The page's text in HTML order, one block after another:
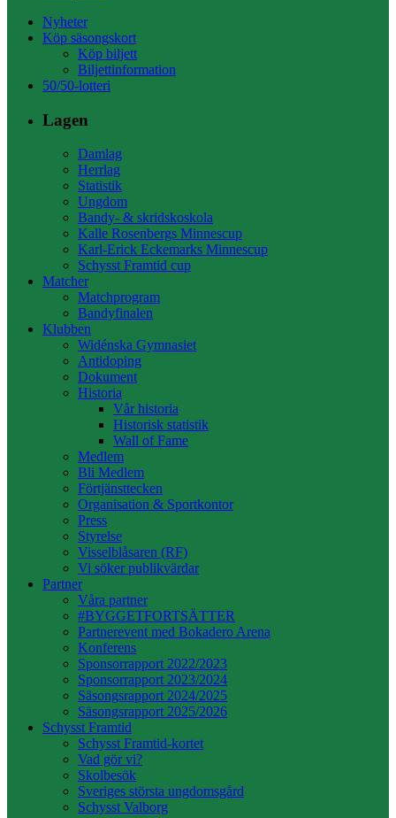
Nyheter
Köp säsongskort
Köp biljett
Biljettinformation
50/50-lotteri
Lagen
Damlag
Herrlag
Statistik
Ungdom
Bandy- & skridskoskola
Kalle Rosenbergs Minnescup
Karl-Erick Eckemarks Minnescup
Schysst Framtid cup
Matcher
Matchprogram
Bandyfinalen
Klubben
Widénska Gymnasiet
Antidoping
Dokument
Historia
Vår historia
Historisk statistik
Wall of Fame
Medlem
Bli Medlem
Förtjänsttecken
Organisation & Sportkontor
Press
Styrelse
Visselblåsaren (RF)
Vi söker publikvärdar
Partner
Våra partner
#BYGGETFORTSÄTTER
Partnerevent med Bokadero Arena
Konferens
Sponsorrapport 2022/2023
Sponsorrapport 2023/2024
Säsongsrapport 2024/2025
Säsongsrapport 2025/2026
Schysst Framtid
Schysst Framtid-kortet
Vad gör vi?
Skolbesök
Sveriges största ungdomsgård
Schysst Valborg